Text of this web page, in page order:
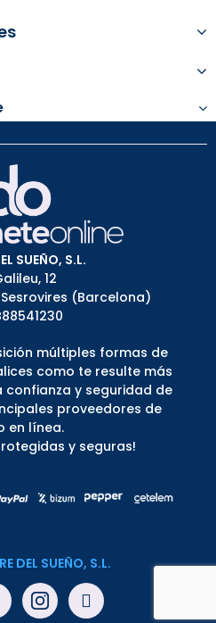
SUEÑO, S.L.
12
(Barcelona)
múltiples formas de
como te resulte más
y seguridad de
proveedores de
en línea.
y seguras!
DEL SUEÑO, S.L.